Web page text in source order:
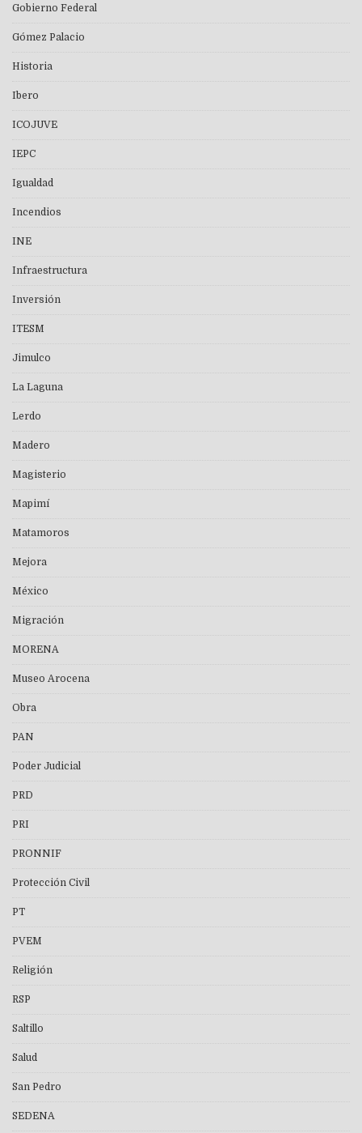
Gobierno Federal
Gómez Palacio
Historia
Ibero
ICOJUVE
IEPC
Igualdad
Incendios
INE
Infraestructura
Inversión
ITESM
Jimulco
La Laguna
Lerdo
Madero
Magisterio
Mapimí
Matamoros
Mejora
México
Migración
MORENA
Museo Arocena
Obra
PAN
Poder Judicial
PRD
PRI
PRONNIF
Protección Civil
PT
PVEM
Religión
RSP
Saltillo
Salud
San Pedro
SEDENA